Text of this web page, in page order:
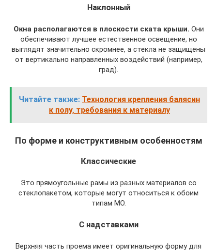
Наклонный
Окна располагаются в плоскости ската крыши. Они
обеспечивают лучшее естественное освещение, но
выглядят значительно скромнее, а стекла не защищены
от вертикально направленных воздействий (например,
град).
Читайте также: Технология крепления балясин
к полу, требования к материалу
По форме и конструктивным особенностям
Классические
Это прямоугольные рамы из разных материалов со
стеклопакетом, которые могут относиться к обоим
типам МО.
С надставками
Верхняя часть проема имеет оригинальную форму для